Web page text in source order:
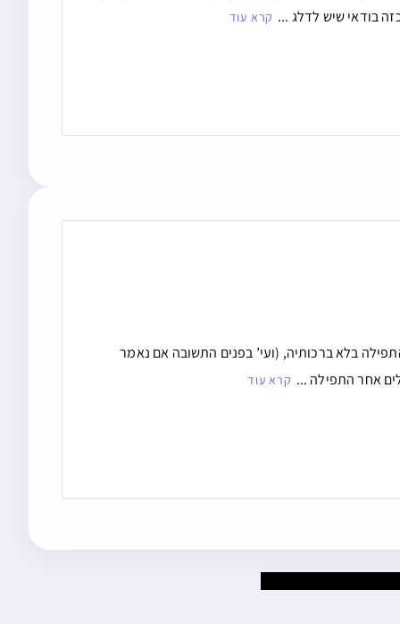
בודאי שיש לדלג ... קרא עוד
בלא ברכותיה, (ועי’ בפנים התשובה אם נאמר
אחר התפילה ... קרא עוד